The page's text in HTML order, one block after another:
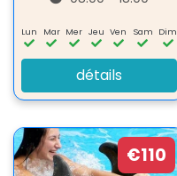
Lun Mar Mer Jeu Ven Sam Dim
détails
€110